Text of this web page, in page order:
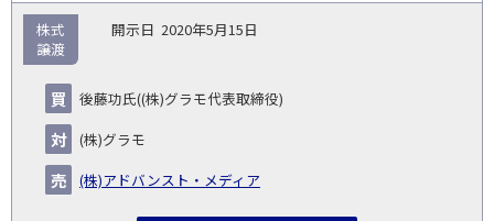
2020年5月15日
後藤功氏((株)グラモ代表取締役)
(株)グラモ
(株)アドバンスト・メディア
株式
譲渡